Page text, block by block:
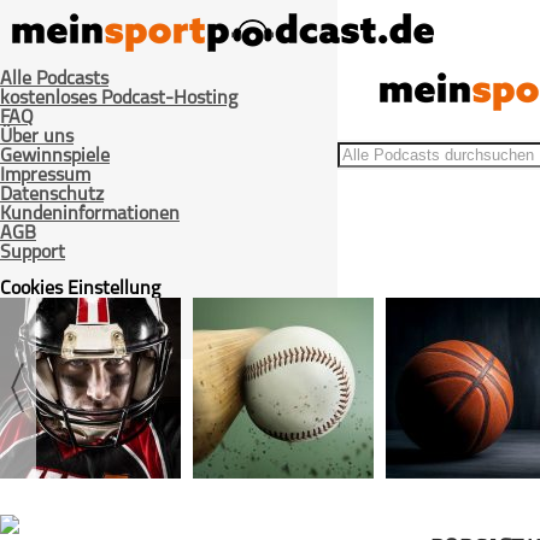
Alle Podcasts
kostenloses Podcast-Hosting
FAQ
Über uns
Gewinnspiele
Impressum
Datenschutz
Kundeninformationen
AGB
Support
Cookies Einstellung
Login / Registrieren
Home >Darts